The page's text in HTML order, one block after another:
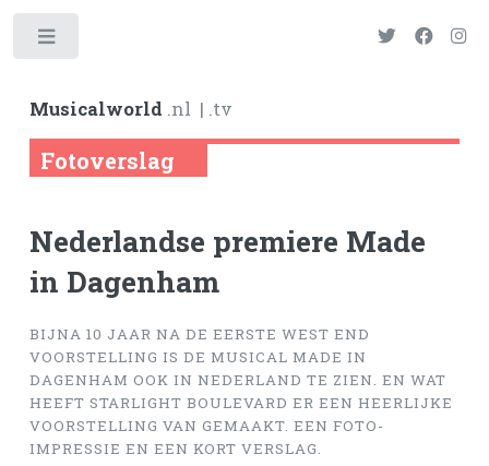
Musicalworld .nl | .tv
Fotoverslag
Nederlandse premiere Made
in Dagenham
BIJNA 10 JAAR NA DE EERSTE WEST END
VOORSTELLING IS DE MUSICAL MADE IN
DAGENHAM OOK IN NEDERLAND TE ZIEN. EN WAT
HEEFT STARLIGHT BOULEVARD ER EEN HEERLIJKE
VOORSTELLING VAN GEMAAKT. EEN FOTO-
IMPRESSIE EN EEN KORT VERSLAG.